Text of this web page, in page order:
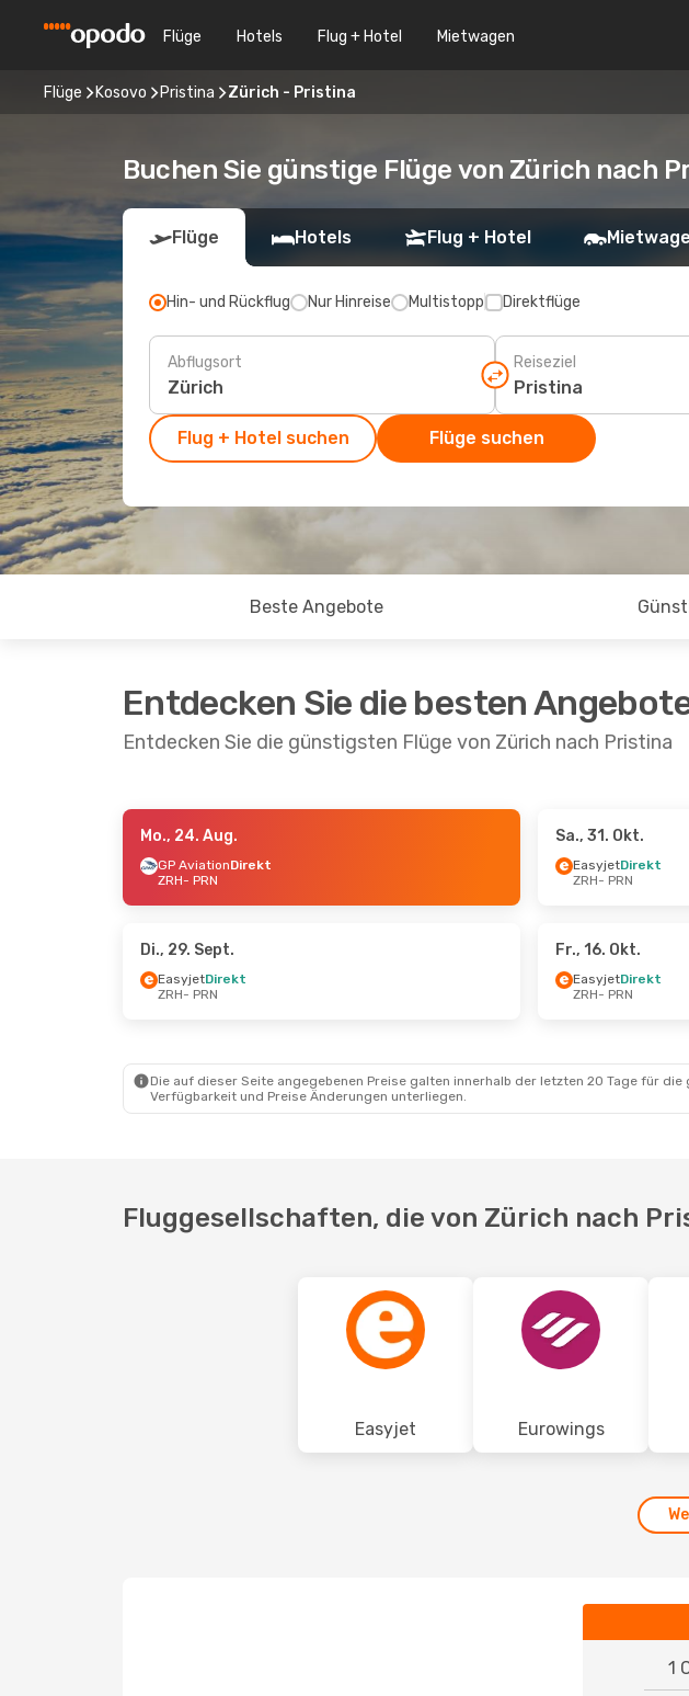
Flüge Hotels Flug + Hotel Mietwagen
Flüge Kosovo Pristina Zürich - Pristina
Buchen Sie günstige Flüge von Zürich nach
Flüge Hotels Flug + Hotel
Hin- und Rückflug Nur Hinreise Multistopp Direktflüge
Abflugsort Reiseziel
Flug + Hotel suchen Flüge suchen
Beste Angebote
Entdecken Sie die besten
Entdecken Sie die günstigsten Flüge von Zürich nach Pristina
- Mi., 23. Sept. - Mi., 16. Sept.
- Sa., 31. Okt. - Mo., 19. Okt.
PRN - ZRH
Mo., 24. Aug.
GP AviationDirekt
ZRH- PRN
Sa., 31. Okt.
EasyjetDirekt
ZRH- PRN
Di., 29. Sept.
EasyjetDirekt
ZRH- PRN
Fr., 16. Okt.
EasyjetDirekt
ZRH- PRN
Die auf dieser Seite angegebenen Preise galten innerhalb der letzten 20 Tage für
Verfügbarkeit und Preise Änderungen unterliegen.
Fluggesellschaften, die von Zürich nach
Easyjet Eurowings
1